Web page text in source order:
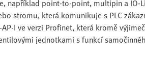
například point-to-point, multipin a IO-
stromu, která komunikuje s PLC
AP-I ve verzi Profinet, která kromě
jednotkami s funkcí